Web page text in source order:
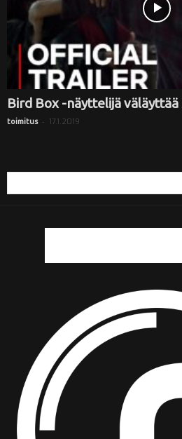
Bird Box -näyttelijä
toimitus - 17.1.2019